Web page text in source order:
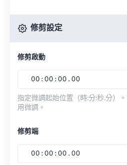
修剪設定
修剪啟動
00 : 00 : 00 . 00
指定微調起始位置（時:分:秒.分）
用微調。
修剪端
00 : 00 : 00 . 00